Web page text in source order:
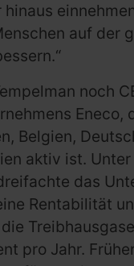
auf der
noch
Eneco,
Belgien,
aktiv ist.
das
Rentabilität
pro Jahr.